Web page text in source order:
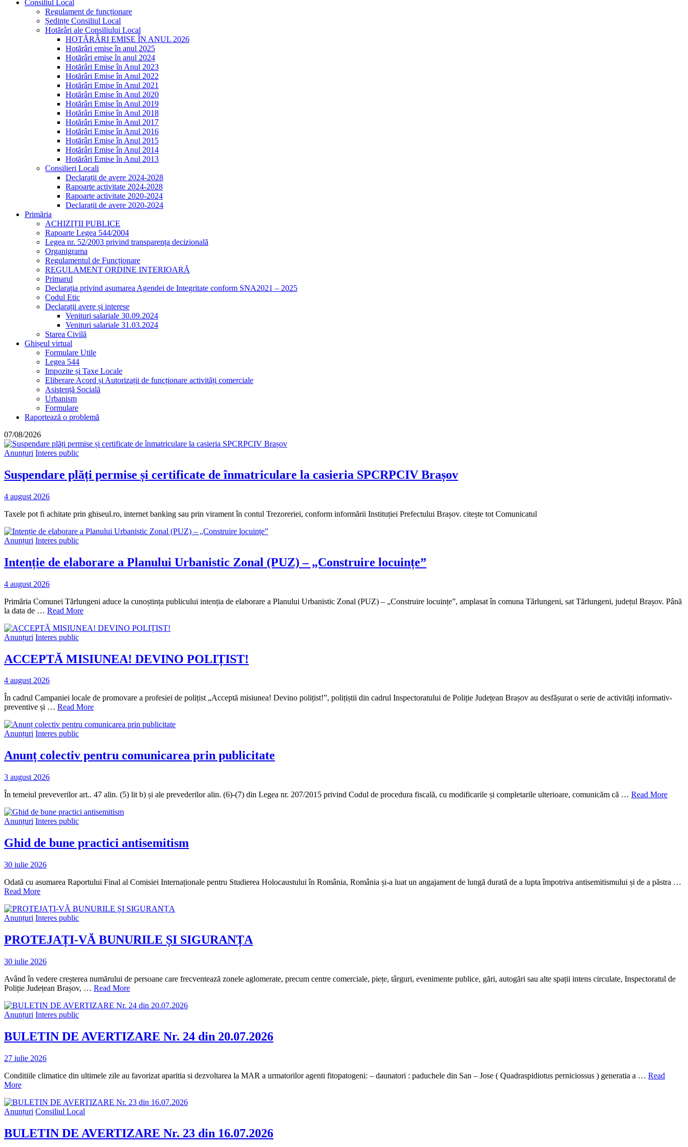
Consiliul Local
Regulament de funcționare
Ședințe Consiliul Local
Hotărâri ale Consiliului Local
HOTĂRÂRI EMISE ÎN ANUL 2026
Hotărâri emise în anul 2025
Hotărâri emise în anul 2024
Hotărâri Emise în Anul 2023
Hotărâri Emise în Anul 2022
Hotărâri Emise în Anul 2021
Hotărâri Emise în Anul 2020
Hotărâri Emise în Anul 2019
Hotărâri Emise în Anul 2018
Hotărâri Emise în Anul 2017
Hotărâri Emise în Anul 2016
Hotărâri Emise în Anul 2015
Hotărâri Emise în Anul 2014
Hotărâri Emise în Anul 2013
Consilieri Locali
Declarații de avere 2024-2028
Rapoarte activitate 2024-2028
Rapoarte activitate 2020-2024
Declarații de avere 2020-2024
Primăria
ACHIZIȚII PUBLICE
Rapoarte Legea 544/2004
Legea nr. 52/2003 privind transparența decizională
Organigrama
Regulamentul de Funcționare
REGULAMENT ORDINE INTERIOARĂ
Primarul
Declarația privind asumarea Agendei de Integritate conform SNA2021 – 2025
Codul Etic
Declarații avere și interese
Venituri salariale 30.09.2024
Venituri salariale 31.03.2024
Starea Civilă
Ghișeul virtual
Formulare Utile
Legea 544
Impozite și Taxe Locale
Eliberare Acord și Autorizații de funcționare activități comerciale
Asistență Socială
Urbanism
Formulare
Raportează o problemă
07/08/2026
Anunțuri Interes public
Suspendare plăți permise și certificate de înmatriculare la casieria SPCRPCIV Brașov
4 august 2026
Taxele pot fi achitate prin ghiseul.ro, internet banking sau prin virament în contul Trezoreriei, conform informării Instituției Prefectului Brașov. citește tot Comunicatul
Anunțuri Interes public
Intenție de elaborare a Planului Urbanistic Zonal (PUZ) – „Construire locuințe”
4 august 2026
Primăria Comunei Tărlungeni aduce la cunoștința publicului intenția de elaborare a Planului Urbanistic Zonal (PUZ) – „Construire locuințe”, amplasat în comuna Tărlungeni, sat Tărlungeni, județul Brașov. Până
la data de … Read More
Anunțuri Interes public
ACCEPTĂ MISIUNEA! DEVINO POLIȚIST!
4 august 2026
În cadrul Campaniei locale de promovare a profesiei de polițist „Acceptă misiunea! Devino polițist!”, polițiștii din cadrul Inspectoratului de Poliție Județean Brașov au desfășurat o serie de activități informativ-
preventive și … Read More
Anunțuri Interes public
Anunț colectiv pentru comunicarea prin publicitate
3 august 2026
În temeiul preveverilor art.. 47 alin. (5) lit b) și ale prevederilor alin. (6)-(7) din Legea nr. 207/2015 privind Codul de procedura fiscală, cu modificarile și completarile ulterioare, comunicăm că … Read More
Anunțuri Interes public
Ghid de bune practici antisemitism
30 iulie 2026
Odată cu asumarea Raportului Final al Comisiei Internaționale pentru Studierea Holocaustului în România, România și-a luat un angajament de lungă durată de a lupta împotriva antisemitismului și de a păstra …
Read More
Anunțuri Interes public
PROTEJAȚI-VĂ BUNURILE ȘI SIGURANȚA
30 iulie 2026
Având în vedere creșterea numărului de persoane care frecventează zonele aglomerate, precum centre comerciale, piețe, târguri, evenimente publice, gări, autogări sau alte spații intens circulate, Inspectoratul de
Poliție Județean Brașov, … Read More
Anunțuri Interes public
BULETIN DE AVERTIZARE Nr. 24 din 20.07.2026
27 iulie 2026
Conditiile climatice din ultimele zile au favorizat aparitia si dezvoltarea la MAR a urmatorilor agenti fitopatogeni: – daunatori : paduchele din San – Jose ( Quadraspidiotus perniciossus ) generatia a … Read
More
Anunțuri Consiliul Local
BULETIN DE AVERTIZARE Nr. 23 din 16.07.2026